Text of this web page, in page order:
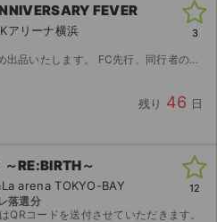
FEVER
リーナ横浜
った場合のみ、手数料を差し引いた金額を返金いたします。 取引確定後のキャンセルはお受けできませ...
残り 46 日
3
RE:BIRTH～
arena TOKYO-BAY
落選分
QRコードを送付させていただきます。
12